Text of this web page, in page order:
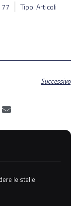
Tipo: Articoli
Successivo
le stelle